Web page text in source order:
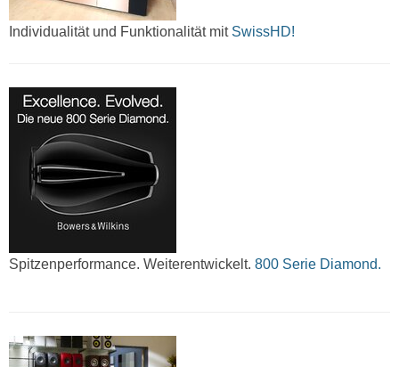
Individualität und Funktionalität mitSwissHD!
Spitzenperformance. Weiterentwickelt. 800 Serie Diamond.